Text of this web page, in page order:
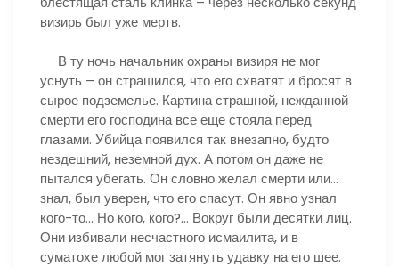
визирь был уже мертв.
В ту ночь начальник охраны визиря не мог
уснуть – он страшился, что его схватят и бросят в
сырое подземелье. Картина страшной, нежданной
смерти его господина все еще стояла перед
глазами. Убийца появился так внезапно, будто
нездешний, неземной дух. А потом он даже не
пытался убегать. Он словно желал смерти или…
знал, был уверен, что его спасут. Он явно узнал
кого-то… Но кого, кого?… Вокруг были десятки лиц.
Они избивали несчастного исмаилита, и в
суматохе любой мог затянуть удавку на его шее.